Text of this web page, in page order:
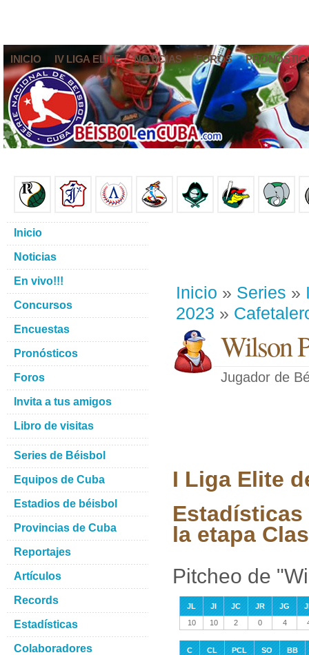
INICIO IV LIGA ELITE NOTICIAS FOROS
Inicio » Series »
2023 »
Wilson
Jugador de
I Liga Elite
Estadísticas
la etapa
Pitcheo de
JL JI JC JR JG
10
10 2 0 4
C CL PCL SO
BB
Inicio
Noticias
En vivo!!!
Concursos
Encuestas
Pronósticos
Foros
Invita a tus amigos
Libro de visitas
Series de Béisbol
Equipos de Cuba
Estadios de béisbol
Provincias de Cuba
Reportajes
Artículos
Records
Estadísticas
Colaboradores